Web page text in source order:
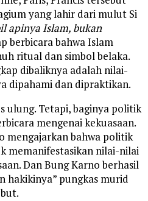
yang lahir dari mulut Si
apinya Islam, bukan
berbicara bahwa Islam
ritual dan simbol belaka.
dibaliknya adalah nilai-
dipahami dan dipraktikan.
ulung. Tetapi, baginya politik
mengenai kekuasaan.
mengajarkan bahwa politik
memanifestasikan nilai-nilai
Dan Bung Karno berhasil
hakikinya” pungkas murid